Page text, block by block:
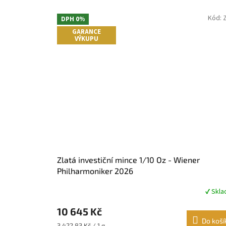
DPH 0%
GARANCE
VÝKUPU
Zlatá investiční mince 1/10 Oz - Wiener
Philharmoniker 2026
produktu
je
✔
10 645 Kč
Do
Kód: